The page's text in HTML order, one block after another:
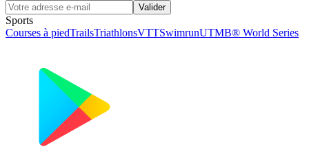
Valider
Sports
Courses à piedTrailsTriathlonsVTTSwimrunUTMB® World Series